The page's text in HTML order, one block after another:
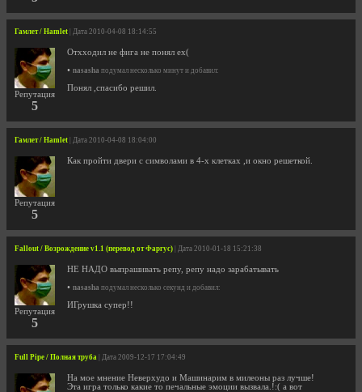
Гамлет / Hamlet | Дата 2010-04-08 18:14:55
Репутация
5
Отхходил не фига не понял ех(
• nasasha подумал несколько минут и добавил:
Понял ,спасибо решил.
Гамлет / Hamlet | Дата 2010-04-08 18:04:00
Репутация
5
Как пройти двери с символами в 4-х клетках ,и окно решеткой.
Fallout / Возрождение v1.1 (перевод от Фаргус) | Дата 2010-01-18 15:21:38
Репутация
5
НЕ НАДО выпрашивать репу, репу надо зарабатывать
• nasasha подумал несколько секунд и добавил:
ИГрушка супер!!
Full Pipe / Полная труба | Дата 2009-12-17 17:04:49
На мое мнение Неверхудо и Машинарим в милеоны раз лучше!
Эта игра только какие то печальные эмоции вызвала.!:( а вот